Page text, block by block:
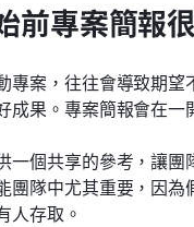
前專案簡報
專案，往往會導致期
成果。專案簡報會在
一個共享的參考，讓
團隊中尤其重要，因
人存取。